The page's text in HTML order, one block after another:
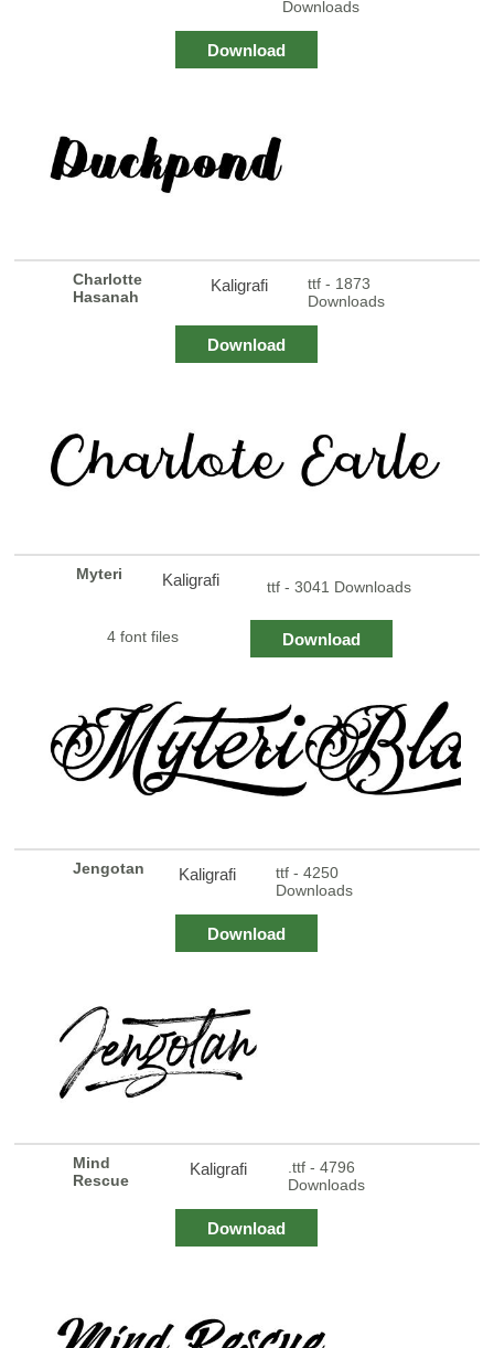
Downloads
Download
Charlotte
Hasanah
Kaligrafi
ttf - 1873
Downloads
Download
Myteri Kaligrafi ttf - 3041 Downloads
4 font files Download
Jengotan Kaligrafi
ttf - 4250
Downloads
Download
Mind
Rescue
Kaligrafi
.ttf - 4796
Downloads
Download